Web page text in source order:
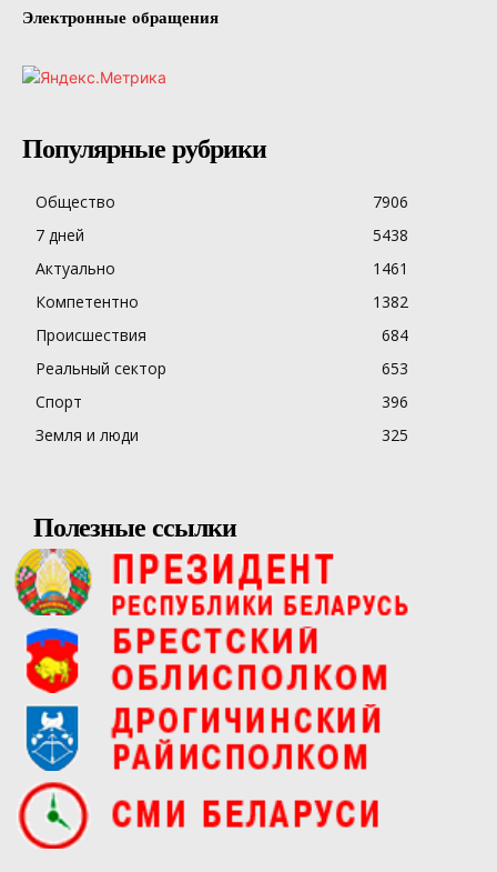
Электронные обращения
Популярные рубрики
Общество
7906
7 дней
5438
Актуально
1461
Компетентно
1382
Происшествия
684
Реальный сектор
653
Спорт
396
Земля и люди
325
Полезные ссылки